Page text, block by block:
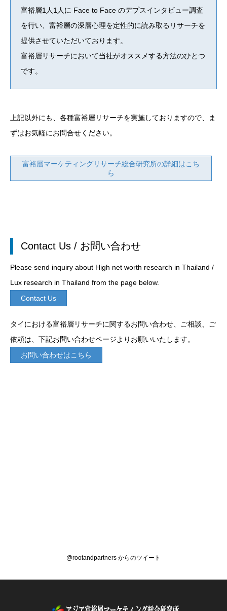
富裕層1人1人に Face to Face のデプスインタビュー調査
を行い、富裕層の深層心理を定性的に読み取るリサーチを
提供させていただいております。
富裕層リサーチにおいて当社がオススメする方法のひとつ
です。
上記以外にも、各種富裕層リサーチを実施しておりますので、ま
ずはお気軽にお問合せください。
富裕層マーケティングリサーチ総合研究所の詳細はこち
ら
Contact Us / お問い合わせ
Please send inquiry about High net worth research in Thailand /
Lux research in Thailand from the page below.
Contact Us
タイにおける富裕層リサーチに関するお問い合わせ、ご相談、ご
依頼は、下記お問い合わせページよりお願いいたします。
お問い合わせはこちら
@rootandpartners からのツイート